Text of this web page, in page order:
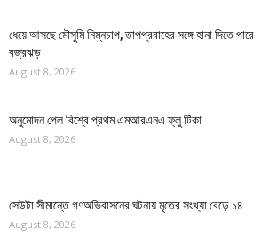
ধেয়ে আসছে মৌসুমি নিম্নচাপ, তাপপ্রবাহের সঙ্গে হানা দিতে পারে
বজ্রঝড়
August 8, 2026
অনুমোদন পেল বিশ্বে প্রথম এমআরএনএ ফ্লু টিকা
August 8, 2026
সেউটা সীমান্তে গণঅভিবাসনের ঘটনায় মৃতের সংখ্যা বেড়ে ১৪
August 8, 2026